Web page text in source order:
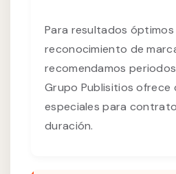
Para resultados óptimos
reconocimiento de
recomendamos
Grupo Publisitios ofrece
especiales para
duración.